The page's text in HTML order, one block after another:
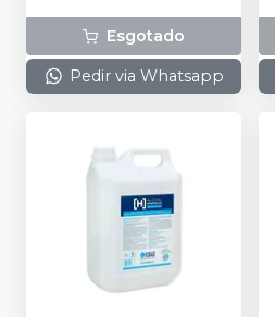
Esgotado
Pedir via Whatsapp